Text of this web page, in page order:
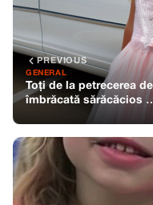
PREVIOUS
GENERAL
Toți de la petrecerea
îmbrăcată sărăcăcios